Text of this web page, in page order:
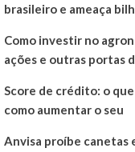
brasileiro e ameaça
Como investir no
ações e outras portas
Score de crédito: o
como aumentar o seu
Anvisa proíbe canetas